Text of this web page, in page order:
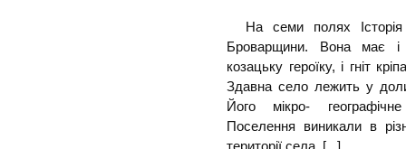
На семи полях
Броварщини. Вона має і
козацьку героїку, і гніт
Здавна село лежить у
Його мікро-
Поселення виникали в
території села. [...]